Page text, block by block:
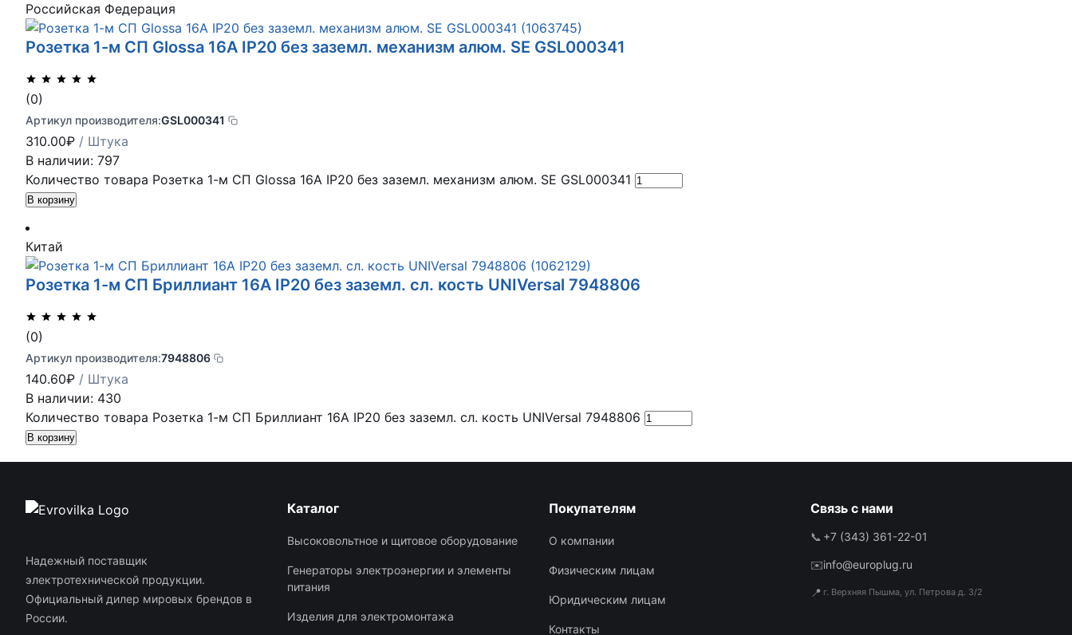
Российская Федерация
Розетка 1-м СП Glossa 16А IP20 без заземл. механизм алюм. SE GSL000341
(0)
Артикул производителя:GSL000341
310.00₽ / Штука
В наличии: 797
Количество товара Розетка 1-м СП Glossa 16А IP20 без заземл. механизм алюм. SE GSL000341
В корзину
Китай
Розетка 1-м СП Бриллиант 16А IP20 без заземл. сл. кость UNIVersal 7948806
(0)
Артикул производителя:7948806
140.60₽ / Штука
В наличии: 430
Количество товара Розетка 1-м СП Бриллиант 16А IP20 без заземл. сл. кость UNIVersal 7948806
В корзину
Надежный поставщик
электротехнической продукции.
Официальный дилер мировых брендов в
России.
Каталог
Высоковольтное и щитовое оборудование
Генераторы электроэнергии и элементы
питания
Изделия для электромонтажа
Покупателям
О компании
Физическим лицам
Юридическим лицам
Контакты
Связь с нами
📞 +7 (343) 361-22-01
✉️info@europlug.ru
📍 г. Верхняя Пышма, ул. Петрова д. 3/2